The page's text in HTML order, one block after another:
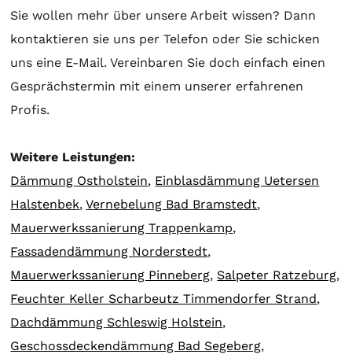
Sie wollen mehr über unsere Arbeit wissen? Dann
kontaktieren sie uns per Telefon oder Sie schicken
uns eine E-Mail. Vereinbaren Sie doch einfach einen
Gesprächstermin mit einem unserer erfahrenen
Profis.
Weitere Leistungen:
Dämmung Ostholstein, Einblasdämmung Uetersen
Halstenbek,Vernebelung Bad Bramstedt,
Mauerwerkssanierung Trappenkamp,
Fassadendämmung Norderstedt,
Mauerwerkssanierung Pinneberg, Salpeter Ratzeburg,
Feuchter Keller Scharbeutz Timmendorfer Strand,
Dachdämmung Schleswig Holstein,
Geschossdeckendämmung Bad Segeberg,